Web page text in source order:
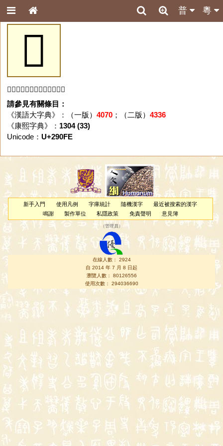
粵
普
𩃾
「𩃾」字未收錄於本資料庫。
請參見有關條目：
《漢語大字典》：（一版） 4070；（二版） 4336
《康熙字典》： 1304 (33)
Unicode： U+290FE
新手入門 使用凡例 字庫統計 隨機漢字
最近被搜索的漢字
鳴謝
製作單位 私隱政策 免責聲明 意見簿
（管理員 ）
在線人數： 2924
自 2014 年 7 月 8 日起
瀏覽人數： 80126556
使用次數： 294036690